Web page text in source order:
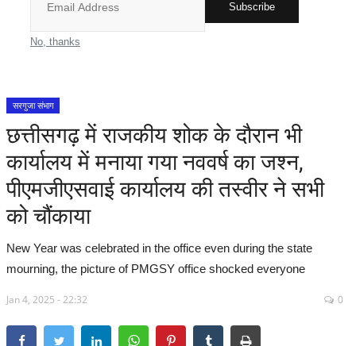
मुख्य समाचार
छत्तीसगढ़
All
सरगुजा संभाग
बिलासपुर संभाग
दुर्ग संभाग
Subscribe
No, thanks
सरगुजा संभाग
छत्तीसगढ़ में राजकीय शोक के दौरान भी
कार्यालय में मनाया गया नववर्ष का जश्न,
पीएमजीएसवाई कार्यालय की तस्वीर ने सभी
को चौंकाया
New Year was celebrated in the office even during the state
mourning, the picture of PMGSY office shocked everyone
Jan 4, 2025 - 22:32 0